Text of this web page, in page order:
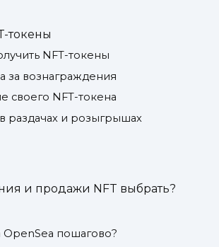
токены
NFT-токены
за вознаграждения
своего NFT-токена
раздачах и розыгрышах
и продажи NFT выбрать?
OpenSea пошагово?